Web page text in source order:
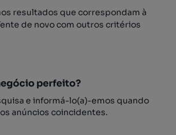
resultados que correspondam à
de novo com outros critérios
perfeito?
e informá-lo(a)-emos quando
anúncios coincidentes.